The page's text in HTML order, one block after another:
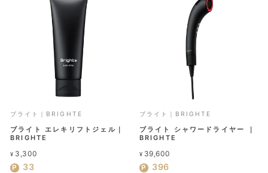
ブライト｜BRIGHTE
ブライト エレキリフトジェル｜
BRIGHTE
¥ 3,300
33
ブライト｜BRIGHTE
ブライト シャワードライヤー ｜
BRIGHTE
¥ 39,600
396